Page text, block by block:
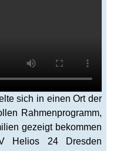
sich in einen Ort der
Rahmenprogramm,
gezeigt bekommen
Helios 24 Dresden